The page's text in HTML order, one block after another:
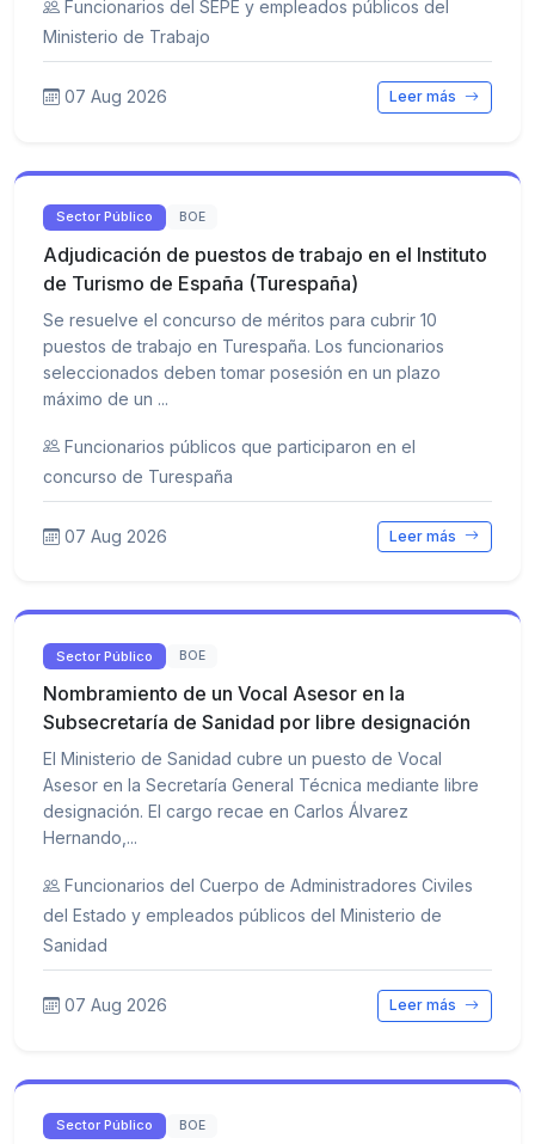
Funcionarios del SEPE y empleados públicos del
Ministerio de Trabajo
07 Aug 2026 Leer más
Sector Público BOE
Adjudicación de puestos de trabajo en el Instituto
de Turismo de España (Turespaña)
Se resuelve el concurso de méritos para cubrir 10
puestos de trabajo en Turespaña. Los funcionarios
seleccionados deben tomar posesión en un plazo
máximo de un ...
Funcionarios públicos que participaron en el
concurso de Turespaña
07 Aug 2026 Leer más
Sector Público BOE
Nombramiento de un Vocal Asesor en la
Subsecretaría de Sanidad por libre designación
El Ministerio de Sanidad cubre un puesto de Vocal
Asesor en la Secretaría General Técnica mediante libre
designación. El cargo recae en Carlos Álvarez
Hernando,...
Funcionarios del Cuerpo de Administradores Civiles
del Estado y empleados públicos del Ministerio de
Sanidad
07 Aug 2026 Leer más
Sector Público BOE